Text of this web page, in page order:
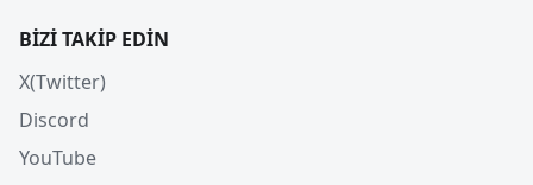
BIZI TAKIP EDIN
X(Twitter)
Discord
YouTube